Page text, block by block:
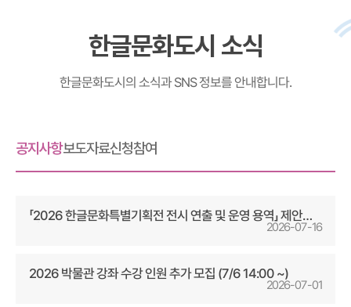
한글문화도시 소식
한글문화도시의 소식과 SNS 정보를 안내합니다.
공지사항보도자료신청참여
「2026 한글문화특별기획전 전시 연출 및 운영 용역」 제안서
2026-07-16
2026 박물관 강좌 수강 인원 추가 모집 (7/6 14:00 ~)
2026-07-01